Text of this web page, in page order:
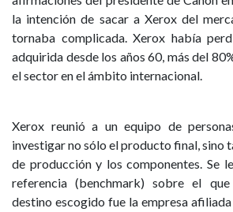
la intención de sacar a Xerox del
tornaba complicada. Xerox había
adquirida desde los años 60, más del
el sector en el ámbito internacional.
Xerox reunió a un equipo de
investigar no sólo el producto final, sino
de producción y los componentes. Se
referencia (benchmark) sobre el
destino escogido fue la empresa